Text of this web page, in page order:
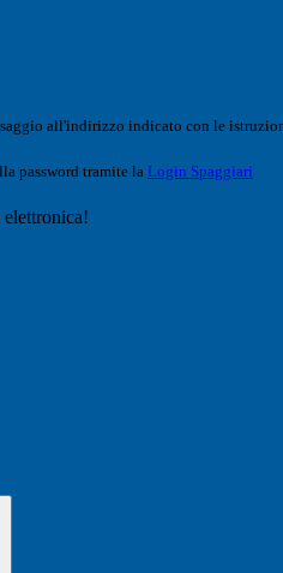
all'indirizzo indicato con le
password tramite la Login Spaggiari